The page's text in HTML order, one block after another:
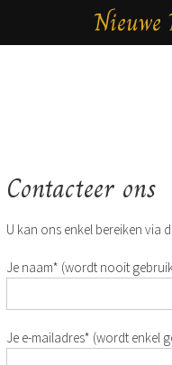
Ga
naar
inhoud
Contacteer ons
U kan ons enkel bereiken via
Je naam* (wordt nooit
Je e-mailadres* (wordt enkel